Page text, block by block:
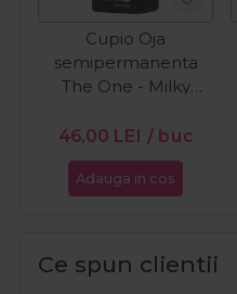
Cupio Oja
semipermanenta
The One - Milky
46,00 LEI / buc
Adauga in cos
Ce spun clientii